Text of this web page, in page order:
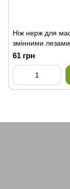
Ніж нерж для
змінними
20208(300шт)
61 грн